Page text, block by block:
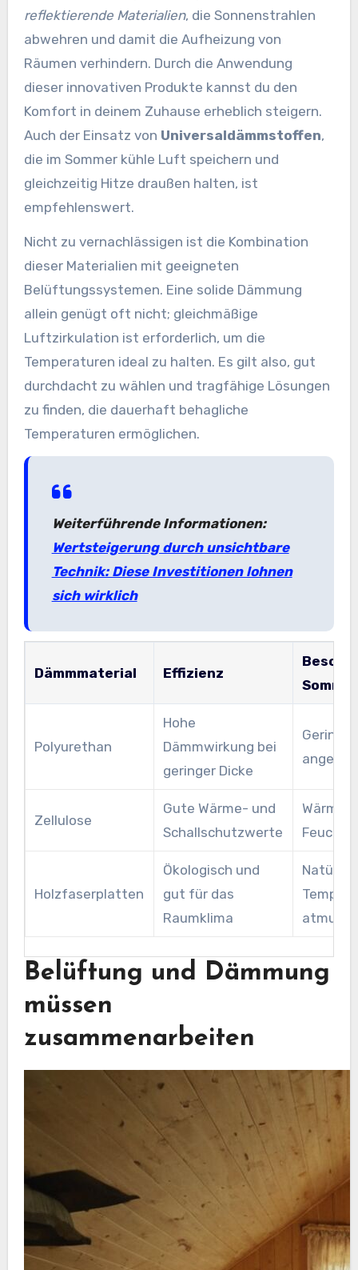
reflektierende Materialien, die Sonnenstrahlen
abwehren und damit die Aufheizung von
Räumen verhindern. Durch die Anwendung
dieser innovativen Produkte kannst du den
Komfort in deinem Zuhause erheblich steigern.
Auch der Einsatz von Universaldämmstoffen,
die im Sommer kühle Luft speichern und
gleichzeitig Hitze draußen halten, ist
empfehlenswert.
Nicht zu vernachlässigen ist die Kombination
dieser Materialien mit geeigneten
Belüftungssystemen. Eine solide Dämmung
allein genügt oft nicht; gleichmäßige
Luftzirkulation ist erforderlich, um die
Temperaturen ideal zu halten. Es gilt also, gut
durchdacht zu wählen und tragfähige Lösungen
zu finden, die dauerhaft behagliche
Temperaturen ermöglichen.
Weiterführende Informationen:
Wertsteigerung durch unsichtbare
Technik: Diese Investitionen lohnen
sich wirklich
Dämmmaterial Effizienz
Sommer
Polyurethan
Hohe
Dämmwirkung bei
geringer Dicke
Geringe
Zellulose
Gute Wärme- und
Schallschutzwerte
Holzfaserplatten
Ökologisch und
gut für das
Raumklima
Belüftung und Dämmung
müssen
zusammenarbeiten